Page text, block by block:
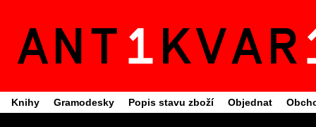
Knihy Gramodesky Popis stavu zboží Objednat